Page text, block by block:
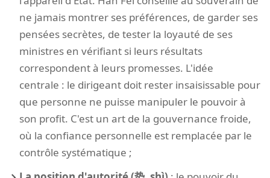
ne jamais montrer ses préférences, de garder ses
pensées secrètes, de tester la loyauté de ses
ministres en vérifiant si leurs résultats
correspondent à leurs promesses. L'idée
centrale : le dirigeant doit rester insaisissable pour
que personne ne puisse manipuler le pouvoir à
son profit. C'est un art de la gouvernance froide,
où la confiance personnelle est remplacée par le
contrôle systématique ;